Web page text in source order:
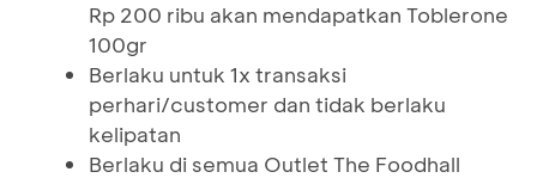
Rp 200 ribu akan mendapatkan Toblerone
100gr
Berlaku untuk 1x transaksi
perhari/customer dan tidak berlaku
kelipatan
Berlaku di semua Outlet The Foodhall